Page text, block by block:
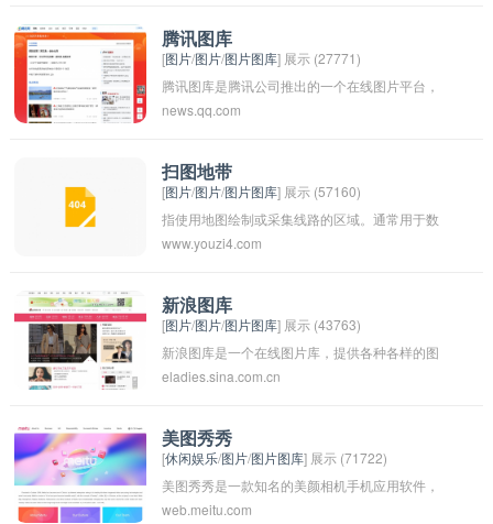
片，包括风景、人物、动物、美食等，方便用户
在需要时获取图片素材。用户可以在腾讯图库上
进行个性化的搜索和筛选，以便快速找到自己需
要的图片。
腾讯图库
[图片/图片/图片图库] 展示 (27771)
腾讯图库是腾讯公司推出的一个在线图片平台，
用户可以在平台上浏览和下载各种类型的图片资
库提供了丰富的图片资源，用户可以根据自己的
需求进行检索和筛选，方便快捷地找到需要的图
片并进行下载和使用。通过腾讯图库，用户可以
方便地获取高质量的图片资源，为其工作和创作
news.qq.com
扫图地带
[图片/图片/图片图库] 展示 (57160)
指使用地图绘制或采集线路的区域。通常用于数
字地图制作、导航应用程序或地理信息系统等领
线与地形等信息。
www.youzi4.com
新浪图库
[图片/图片/图片图库] 展示 (43763)
新浪图库是一个在线图片库，提供各种各样的图
片资源，涵盖了各种主题和风格，用户可以在网
用户提供高质量的图片资源，满足不同的创意和
需求。
eladies.sina.com.cn
美图秀秀
[休闲娱乐/图片/图片图库] 展示 (71722)
美图秀秀是一款知名的美颜相机手机应用软件，
用户可以在拍照后进行美颜处理、照片编辑和特
web.meitu.com